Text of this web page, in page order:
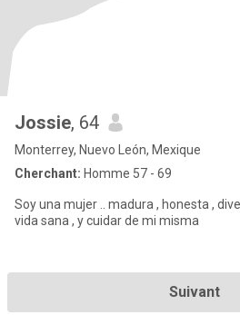
Jossie, 64
Monterrey, Nuevo León, Mexique
Cherchant: Homme 57 - 69
Soy una mujer .. madura , honesta ,
vida sana , y cuidar de mi misma
Suivant